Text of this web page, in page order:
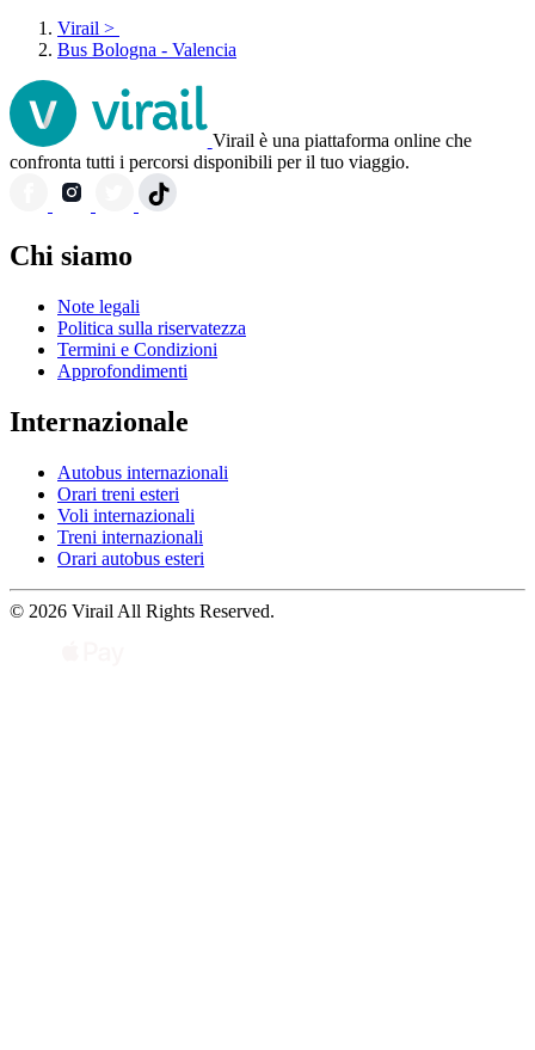
Virail >
Bus Bologna - Valencia
Virail è una piattaforma online che
confronta tutti i percorsi disponibili per il tuo viaggio.
Chi siamo
Note legali
Politica sulla riservatezza
Termini e Condizioni
Approfondimenti
Internazionale
Autobus internazionali
Orari treni esteri
Voli internazionali
Treni internazionali
Orari autobus esteri
© 2026 Virail All Rights Reserved.